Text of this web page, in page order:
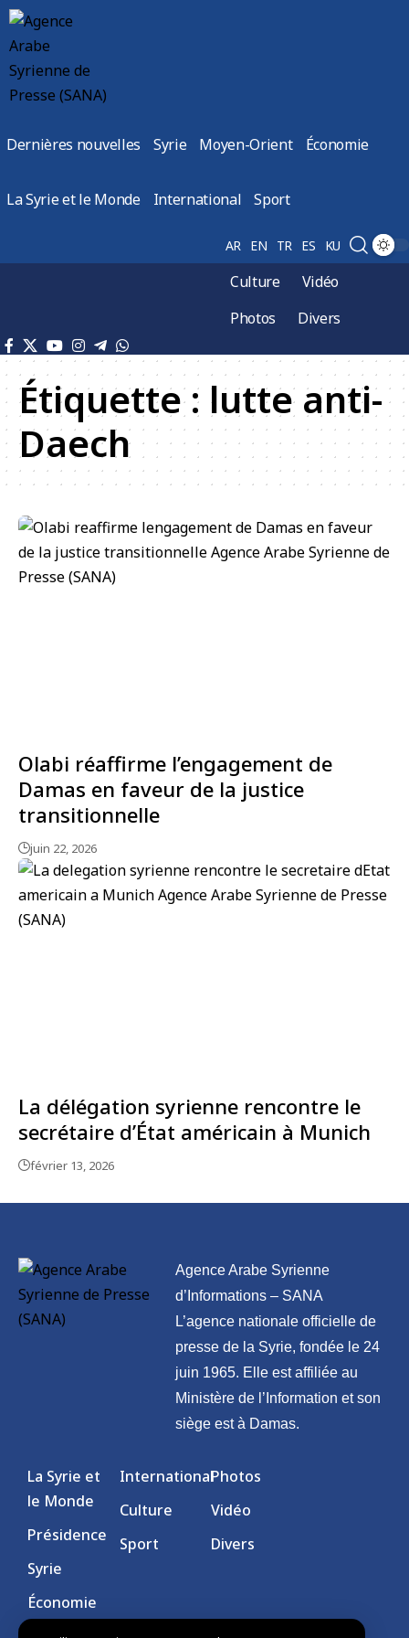
Dernières nouvelles Syrie Moyen-Orient Économie
La Syrie et le Monde International Sport
AR EN TR ES KU
Culture
Vidéo
Photos
Divers
Étiquette : lutte anti-
Daech
Olabi réaffirme l’engagement de
Damas en faveur de la justice
transitionnelle
juin 22, 2026
La délégation syrienne rencontre le
secrétaire d’État américain à Munich
février 13, 2026
Agence Arabe Syrienne
d’Informations – SANA
L’agence nationale officielle de
presse de la Syrie, fondée le 24
juin 1965. Elle est affiliée au
Ministère de l’Information et son
siège est à Damas.
La Syrie et
le Monde
Présidence
Syrie
Économie
International
Culture
Sport
Photos
Vidéo
Divers